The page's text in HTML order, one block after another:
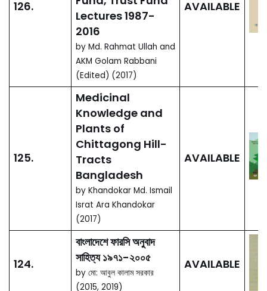
জাদুঘর ও ঢাকার অ্যালবাম
by শরীফ উদ্দিন আহমেদ (সম্পাদক)
(2018)
Naib Nazims of
Dhaka and the
Nimtali Palace
by Sharif uddin Ahmed
(Editor) (2018)
Conservation of
Nimtali Deuri: A
Historical and an
Architectural
Study
by Sharif uddin Ahmed
(Editor) (2018)